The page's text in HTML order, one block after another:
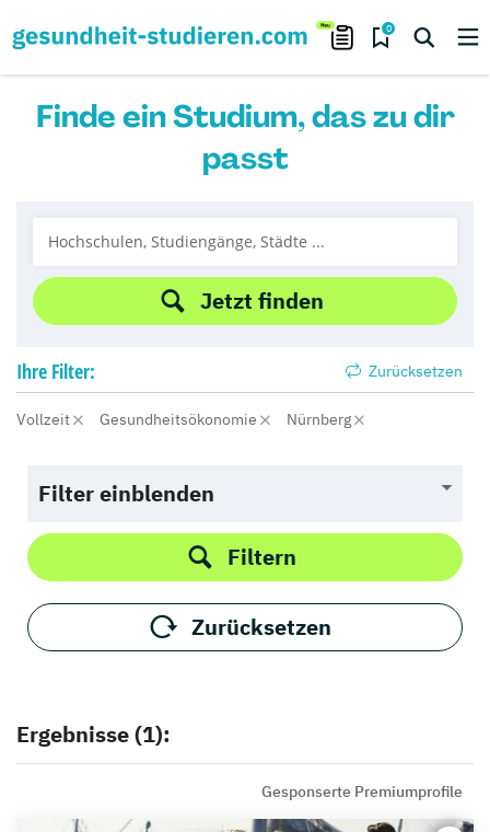
0
Finde ein Studium, das zu dir
passt
Jetzt finden
Ihre Filter: Zurücksetzen
Vollzeit Gesundheitsökonomie Nürnberg
Filter einblenden
Filtern
Zurücksetzen
Ergebnisse (1):
Gesponserte Premiumprofile